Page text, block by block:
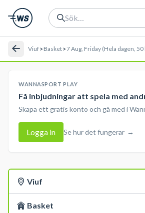
Viuf>Basket>7 Aug, Friday (Hela dagen, 50
WANNASPORT PLAY
Få inbjudningar att spela med
Skapa ett gratis konto och gå med i
Logga in Se hur det fungerar →
Viuf
Basket